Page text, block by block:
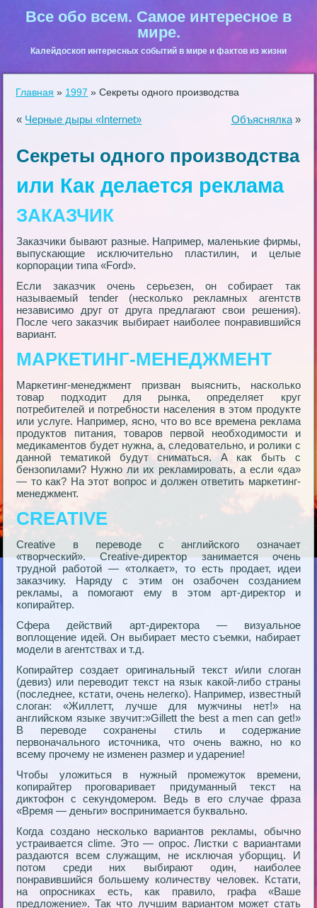
Все обо всем. Самое интересное в
мире.
Калейдоскоп интересных событий в мире и фактов из жизни
Главная » 1997 »Секреты одного производства
« Черные дыры «Internet» Объяснялка»
Секреты одного производства
или Как делается реклама
ЗАКАЗЧИК
Заказчики бывают разные. Например, маленькие фирмы,
выпускающие исключительно пластилин, и целые
корпорации типа «Ford».
Если заказчик очень серьезен, он собирает так
называемый tender (несколько рекламных агентств
независимо друг от друга предлагают свои решения).
После чего заказчик выбирает наиболее понравившийся
вариант.
МАРКЕТИНГ-МЕНЕДЖМЕНТ
Маркетинг-менеджмент призван выяснить, насколько
товар подходит для рынка, определяет круг
потребителей и потребности населения в этом продукте
или услуге. Например, ясно, что во все времена реклама
продуктов питания, товаров первой необходимости и
медикаментов будет нужна, а, следовательно, и ролики с
данной тематикой будут сниматься. А как быть с
бензопилами? Нужно ли их рекламировать, а если «да»
— то как? На этот вопрос и должен ответить маркетинг-
менеджмент.
CREATIVE
Creative в переводе с английского означает
«творческий». Creative-директор занимается очень
трудной работой — «толкает», то есть продает, идеи
заказчику. Наряду с этим он озабочен созданием
рекламы, а помогают ему в этом арт-директор и
копирайтер.
Сфера действий арт-директора — визуальное
воплощение идей. Он выбирает место съемки, набирает
модели в агентствах и т.д.
Копирайтер создает оригинальный текст и/или слоган
(девиз) или переводит текст на язык какой-либо страны
(последнее, кстати, очень нелегко). Например, известный
слоган: «Жиллетт, лучше для мужчины нет!» на
английском языке звучит:»Gillett the best a men can get!»
В переводе сохранены стиль и содержание
первоначального источника, что очень важно, но ко
всему прочему не изменен размер и ударение!
Чтобы уложиться в нужный промежуток времени,
копирайтер проговаривает придуманный текст на
диктофон с секундомером. Ведь в его случае фраза
«Время — деньги» воспринимается буквально.
Когда создано несколько вариантов рекламы, обычно
устраивается clime. Это — опрос. Листки с вариантами
раздаются всем служащим, не исключая уборщиц. И
потом среди них выбирают один, наиболее
понравившийся большему количеству человек. Кстати,
на опросниках есть, как правило, графа «Ваше
предложение». Так что лучшим вариантом может стать